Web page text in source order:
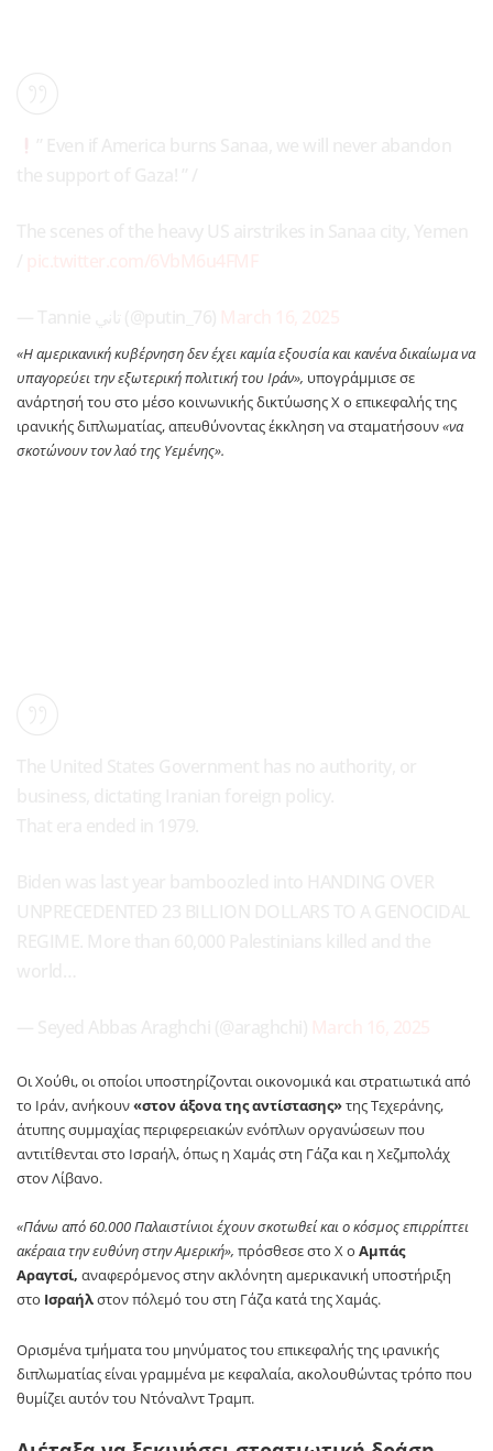
«Η αμερικανική κυβέρνηση δεν έχει καμία εξουσία και κανένα δικαίωμα να
υπαγορεύει την εξωτερική πολιτική του Ιράν», υπογράμμισε σε
ανάρτησή του στο μέσο κοινωνικής δικτύωσης X ο επικεφαλής της
ιρανικής διπλωματίας, απευθύνοντας έκκληση να σταματήσουν«να
σκοτώνουν τον λαό της Υεμένης».
Οι Χούθι, οι οποίοι υποστηρίζονται οικονομικά και στρατιωτικά από
το Ιράν, ανήκουν«στον άξονα της αντίστασης»της Τεχεράνης,
άτυπης συμμαχίας περιφερειακών ενόπλων οργανώσεων που
αντιτίθενται στο Ισραήλ, όπως η Χαμάς στη Γάζα και η Χεζμπολάχ
στον Λίβανο.
«Πάνω από 60.000 Παλαιστίνιοι έχουν σκοτωθεί και ο κόσμος επιρρίπτει
ακέραια την ευθύνη στην Αμερική», πρόσθεσε στο X ο Αμπάς
Αραγτσί, αναφερόμενος στην ακλόνητη αμερικανική υποστήριξη
στο Ισραήλστον πόλεμό του στη Γάζα κατά της Χαμάς.
Ορισμένα τμήματα του μηνύματος του επικεφαλής της ιρανικής
διπλωματίας είναι γραμμένα με κεφαλαία, ακολουθώντας τρόπο που
θυμίζει αυτόν του Ντόναλντ Τραμπ.